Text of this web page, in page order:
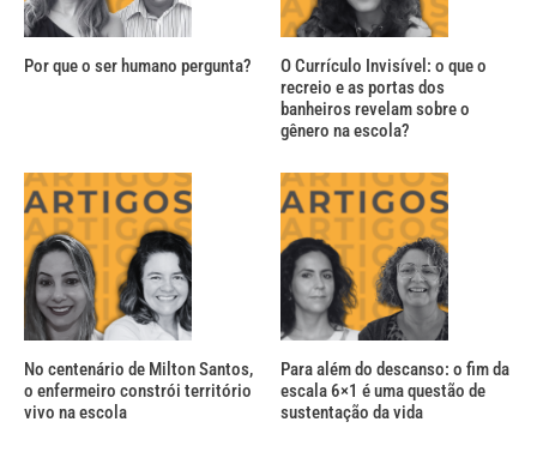
Por que o ser humano pergunta?
O Currículo Invisível: o que o
recreio e as portas dos
banheiros revelam sobre o
gênero na escola?
No centenário de Milton Santos,
o enfermeiro constrói território
vivo na escola
Para além do descanso: o fim da
escala 6×1 é uma questão de
sustentação da vida